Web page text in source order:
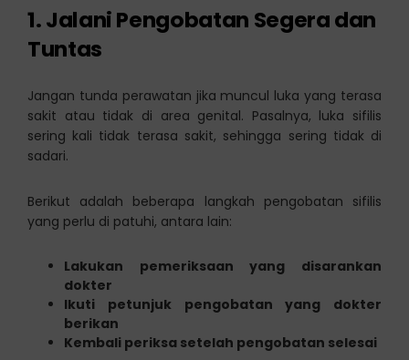
1. Jalani Pengobatan Segera dan
Tuntas
Jangan tunda perawatan jika muncul luka yang terasa
sakit atau tidak di area genital. Pasalnya, luka sifilis
sering kali tidak terasa sakit, sehingga sering tidak di
sadari.
Berikut adalah beberapa langkah pengobatan sifilis
yang perlu di patuhi, antara lain:
Lakukan pemeriksaan yang disarankan
dokter
Ikuti petunjuk pengobatan yang dokter
berikan
Kembali periksa setelah pengobatan selesai